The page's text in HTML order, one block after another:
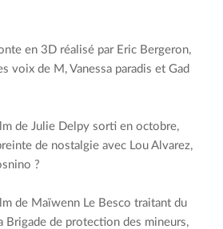
en 3D réalisé par Eric Bergeron,
voix de M, Vanessa paradis et Gad
de Julie Delpy sorti en octobre,
de nostalgie avec Lou Alvarez,
?
de Maïwenn Le Besco traitant du
Brigade de protection des mineurs,